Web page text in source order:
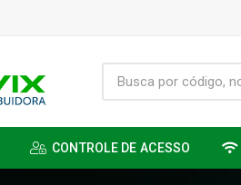
CONTROLE DE ACESSO